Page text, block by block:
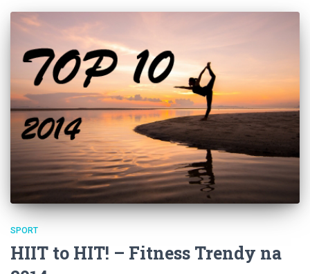
SPORT
HIIT to HIT! – Fitness Trendy na